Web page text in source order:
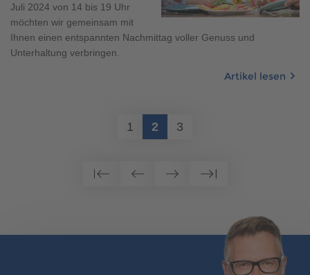
Juli 2024 von 14 bis 19 Uhr
möchten wir gemeinsam mit
Ihnen einen entspannten Nachmittag voller Genuss und
Unterhaltung verbringen.
Artikel lesen
1 2 3